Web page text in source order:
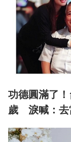
功德圓滿了
歲 淚喊：去